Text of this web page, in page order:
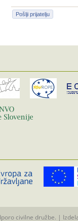
Pošlji prijatelju
civilne družbe. |